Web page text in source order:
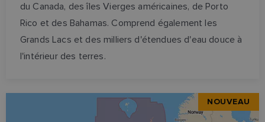
du Canada, des îles Vierges américaines, de Porto
Rico et des Bahamas. Comprend également les
Grands Lacs et des milliers d'étendues d'eau douce à
l'intérieur des terres.
NOUVEAU